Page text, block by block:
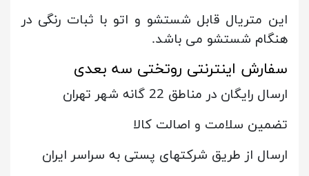
این متریال قابل شستشو و اتو با ثبات رنگی در
هنگام شستشو می باشد.
سفارش اینترنتی روتختی سه بعدی
ارسال رایگان در مناطق 22 گانه شهر تهران
تضمین سلامت و اصالت کالا
ارسال از طریق شرکتهای پستی به سراسر ایران